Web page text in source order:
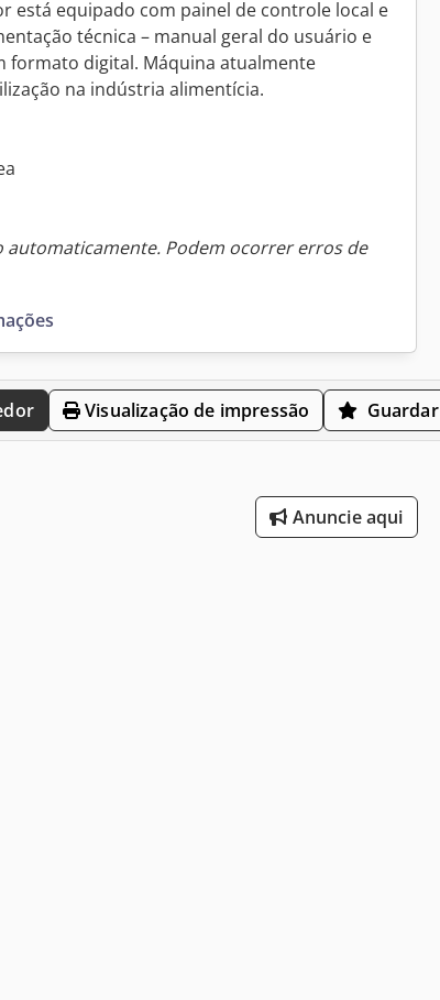
está equipado com painel de controle local e
técnica – manual geral do usuário e
formato digital. Máquina atualmente
na indústria alimentícia.
automaticamente. Podem ocorrer erros de
Visualização de impressão Guardar
Anuncie aqui